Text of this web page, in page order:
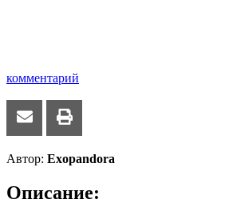
комментарий
Автор: Exopandora
Описание: